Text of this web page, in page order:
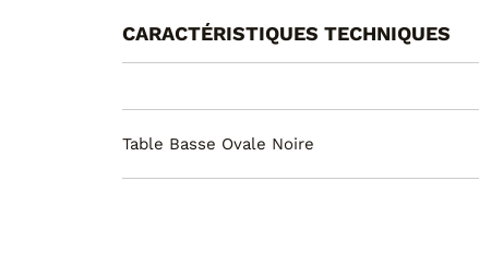
CARACTÉRISTIQUES TECHNIQUES
Table Basse Ovale Noire